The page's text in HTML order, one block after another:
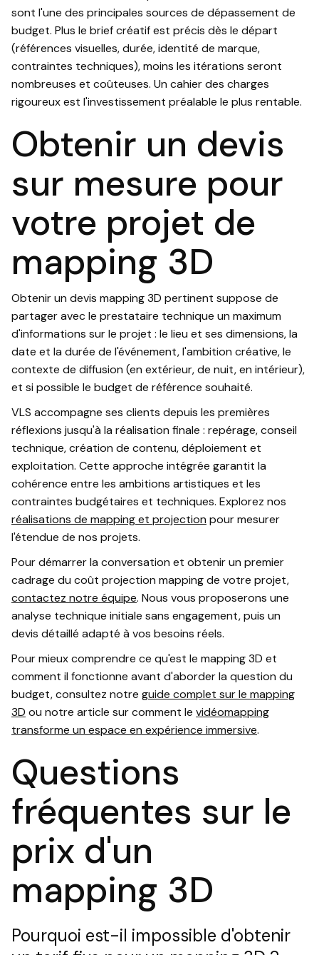
sont l'une des principales sources de dépassement de
budget. Plus le brief créatif est précis dès le départ
(références visuelles, durée, identité de marque,
contraintes techniques), moins les itérations seront
nombreuses et coûteuses. Un cahier des charges
rigoureux est l'investissement préalable le plus rentable.
Obtenir un devis
sur mesure pour
votre projet de
mapping 3D
Obtenir un devis mapping 3D pertinent suppose de
partager avec le prestataire technique un maximum
d'informations sur le projet : le lieu et ses dimensions, la
date et la durée de l'événement, l'ambition créative, le
contexte de diffusion (en extérieur, de nuit, en intérieur),
et si possible le budget de référence souhaité.
VLS accompagne ses clients depuis les premières
réflexions jusqu'à la réalisation finale : repérage, conseil
technique, création de contenu, déploiement et
exploitation. Cette approche intégrée garantit la
cohérence entre les ambitions artistiques et les
contraintes budgétaires et techniques. Explorez nos
réalisations de mapping et projection pour mesurer
l'étendue de nos projets.
Pour démarrer la conversation et obtenir un premier
cadrage du coût projection mapping de votre projet,
contactez notre équipe. Nous vous proposerons une
analyse technique initiale sans engagement, puis un
devis détaillé adapté à vos besoins réels.
Pour mieux comprendre ce qu'est le mapping 3D et
comment il fonctionne avant d'aborder la question du
budget, consultez notre guide complet sur le mapping
3D ou notre article sur comment le vidéomapping
transforme un espace en expérience immersive.
Questions
fréquentes sur le
prix d'un
mapping 3D
Pourquoi est-il impossible d'obtenir